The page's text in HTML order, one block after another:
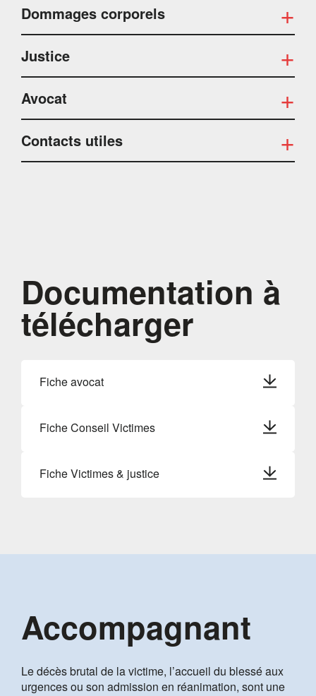
Dommages corporels
Justice
Avocat
Contacts utiles
Documentation à
télécharger
Fiche avocat
Fiche Conseil Victimes
Fiche Victimes & justice
Accompagnant
Le décès brutal de la victime, l’accueil du blessé aux
urgences ou son admission en réanimation, sont une